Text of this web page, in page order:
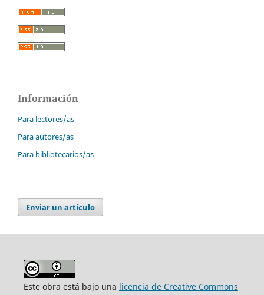
Información
Para lectores/as
Para autores/as
Para bibliotecarios/as
Enviar un artículo
Este obra está bajo una licencia de Creative Commons